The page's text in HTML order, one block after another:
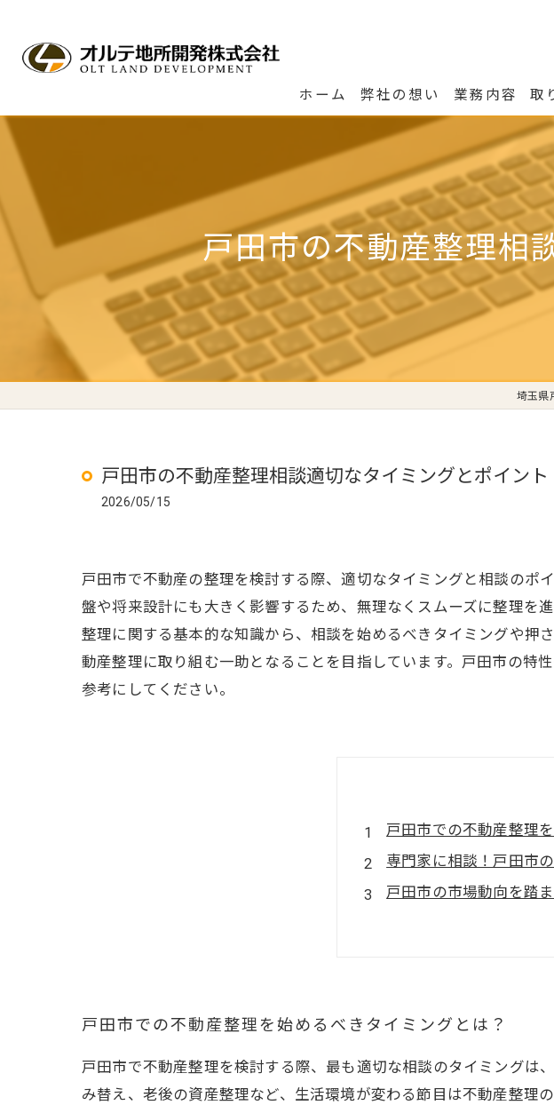
ホーム 弊社の想い 業務内容 取
戸田市の不動産整理相
埼玉県
戸田市の不動産整理相談適切なタイミングとポイント
2026/05/15
戸田市で不動産の整理を検討する際、適切なタイミングと相談のポ
盤や将来設計にも大きく影響するため、無理なくスムーズに整理を
整理に関する基本的な知識から、相談を始めるべきタイミングや押
動産整理に取り組む一助となることを目指しています。戸田市の特
参考にしてください。
戸田市での不動産整理
専門家に相談！戸田市
戸田市の市場動向を踏
実際に戸田市で不動産
戸田市の不動産整理：
戸田市での不動産整理を始めるべきタイミングとは？
戸田市で不動産整理を検討する際、最も適切な相談のタイミングは
み替え、老後の資産整理など、生活環境が変わる節目は不動産整理